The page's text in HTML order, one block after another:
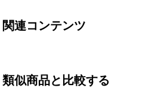
関連コンテンツ
類似商品と比較する